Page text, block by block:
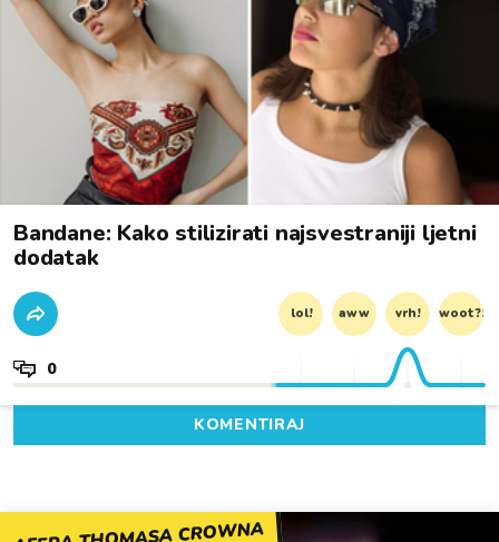
Bandane: Kako stilizirati najsvestraniji ljetni
dodatak
lol! aww vrh! woot?!
0
KOMENTIRAJ